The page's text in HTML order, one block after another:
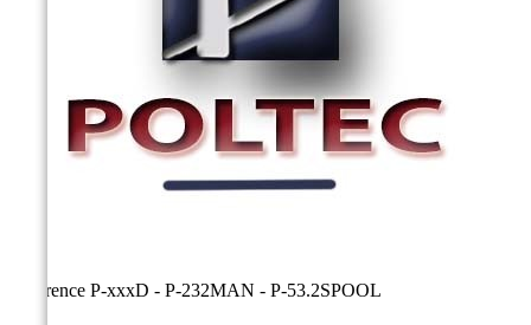
Référence P-xxxD - P-232MAN - P-53.2SPOOL